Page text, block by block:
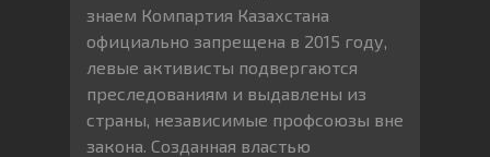
знаем Компартия Казахстана
официально запрещена в 2015 году,
левые активисты подвергаются
преследованиям и выдавлены из
страны, независимые профсоюзы вне
закона. Созданная властью